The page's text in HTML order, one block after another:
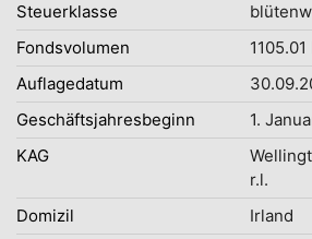
Steuerklasse
Fondsvolumen
Auflagedatum
Geschäftsjahresbeginn
1.
KAG
r.l.
Domizil
Irland